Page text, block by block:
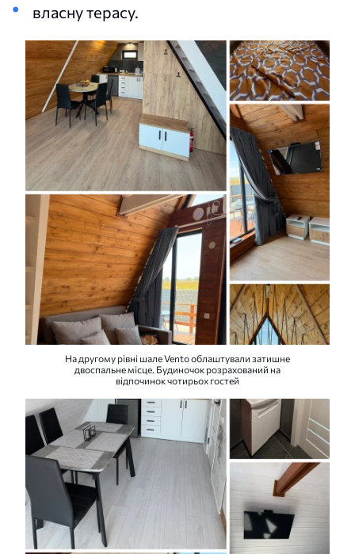
власну терасу.
На другому рівні шале Vento облаштували затишне
двоспальне місце. Будиночок розрахований на
відпочинок чотирьох гостей